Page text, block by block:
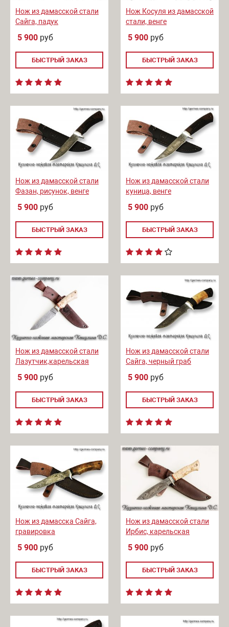
Нож из дамасской стали
Сайга, падук
5 900 руб
БЫСТРЫЙ ЗАКАЗ
Нож Косуля из дамасской
стали, венге
5 900 руб
БЫСТРЫЙ ЗАКАЗ
Нож из дамасской стали
Фазан, рисунок, венге
5 900 руб
БЫСТРЫЙ ЗАКАЗ
Нож из дамасской стали
куница, венге
5 900 руб
БЫСТРЫЙ ЗАКАЗ
Нож из дамасской стали
Лазутчик,карельская
5 900 руб
БЫСТРЫЙ ЗАКАЗ
Нож из дамасской стали
Сайга, черный граб
5 900 руб
БЫСТРЫЙ ЗАКАЗ
Нож из дамасска Сайга,
гравировка
5 900 руб
БЫСТРЫЙ ЗАКАЗ
Нож из дамасской стали
Ирбис, карельская
5 900 руб
БЫСТРЫЙ ЗАКАЗ